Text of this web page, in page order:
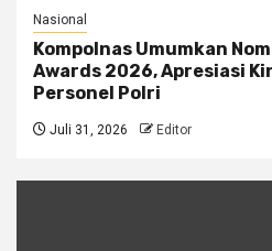
Nasional
Kompolnas Umumkan
Awards 2026, Apresiasi
Personel Polri
Juli 31, 2026 Editor